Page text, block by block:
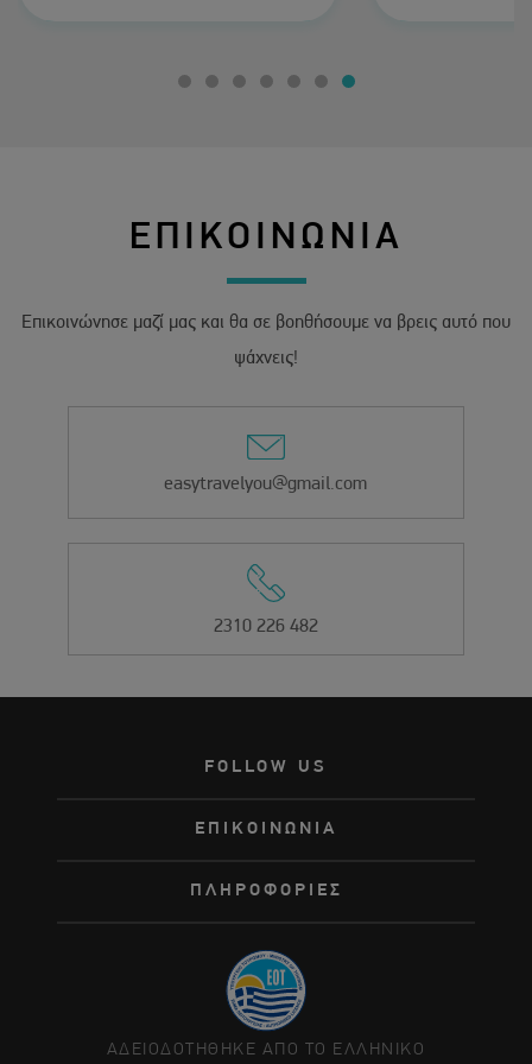
ΕΠΙΚΟΙΝΩΝΙΑ
Επικοινώνησε μαζί μας και θα σε βοηθήσουμε να βρεις αυτό που
ψάχνεις!
easytravelyou@gmail.com
2310 226 482
FOLLOW US
ΕΠΙΚΟΙΝΩΝΙΑ
ΠΛΗΡΟΦΟΡΙΕΣ
ΑΔΕΙΟΔΟΤΗΘΗΚΕ ΑΠΟ ΤΟ ΕΛΛΗΝΙΚΟ